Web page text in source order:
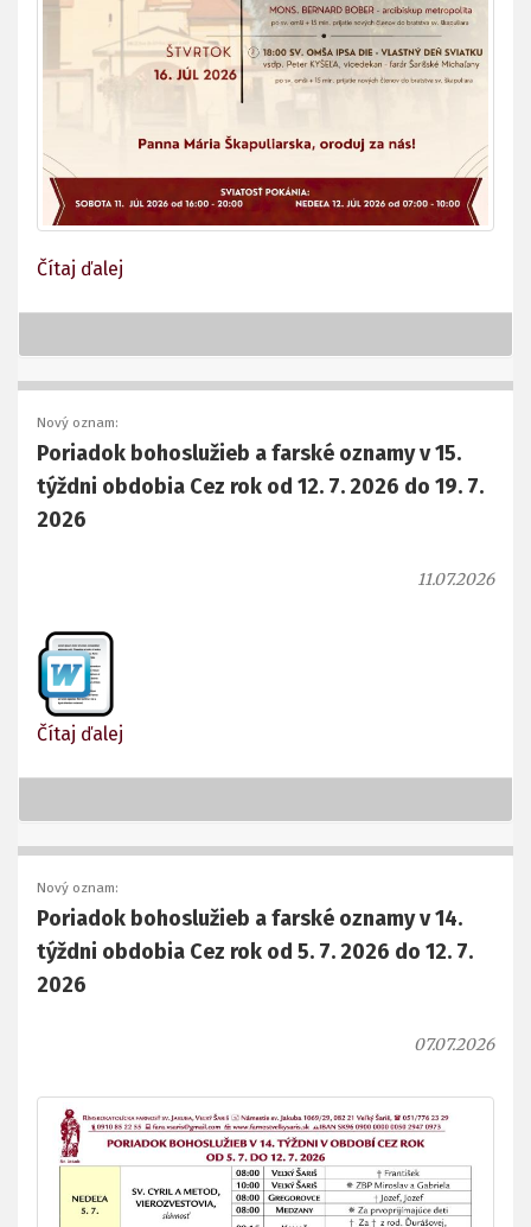
Čítaj ďalej
Nový oznam:
Poriadok bohoslužieb a farské oznamy v 15.
týždni obdobia Cez rok od 12. 7. 2026 do 19. 7.
2026
11.07.2026
Čítaj ďalej
Nový oznam:
Poriadok bohoslužieb a farské oznamy v 14.
týždni obdobia Cez rok od 5. 7. 2026 do 12. 7.
2026
07.07.2026